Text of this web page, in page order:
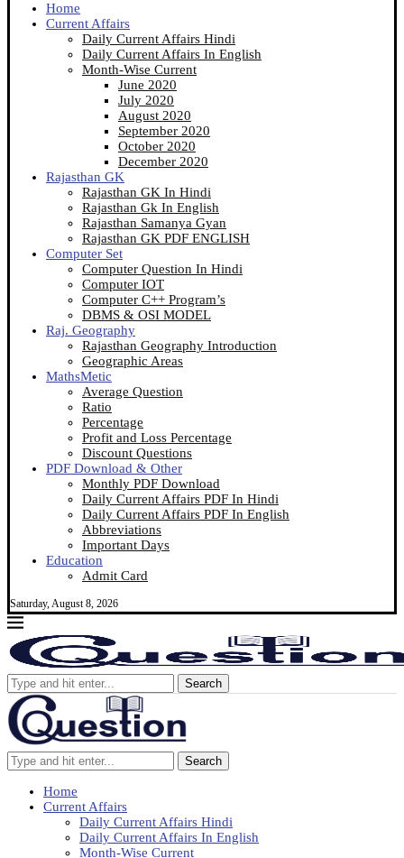
Home
Current Affairs
Daily Current Affairs Hindi
Daily Current Affairs In English
Month-Wise Current
June 2020
July 2020
August 2020
September 2020
October 2020
December 2020
Rajasthan GK
Rajasthan GK In Hindi
Rajasthan Gk In English
Rajasthan Samanya Gyan
Rajasthan GK PDF ENGLISH
Computer Set
Computer Question In Hindi
Computer IOT
Computer C++ Program’s
DBMS & OSI MODEL
Raj. Geography
Rajasthan Geography Introduction
Geographic Areas
MathsMetic
Average Question
Ratio
Percentage
Profit and Loss Percentage
Discount Questions
PDF Download & Other
Monthly PDF Download
Daily Current Affairs PDF In Hindi
Daily Current Affairs PDF In English
Abbreviations
Important Days
Education
Admit Card
Saturday, August 8, 2026
Search
Search
Home
Current Affairs
Daily Current Affairs Hindi
Daily Current Affairs In English
Month-Wise Current